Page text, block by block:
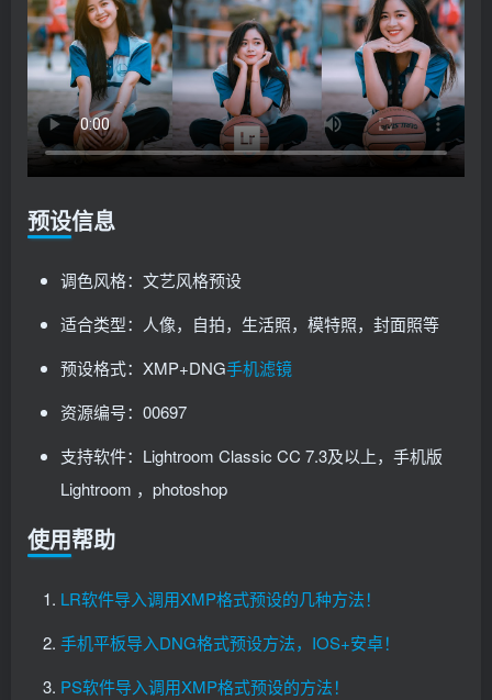
预设信息
调色风格：文艺风格预设
适合类型：人像，自拍，生活照，模特照，封面照等
预设格式：XMP+DNG手机滤镜
资源编号：00697
支持软件：Lightroom Classic CC 7.3及以上，手机版
Lightroom ，photoshop
使用帮助
LR软件导入调用XMP格式预设的几种方法！
手机平板导入DNG格式预设方法，IOS+安卓！
PS软件导入调用XMP格式预设的方法！